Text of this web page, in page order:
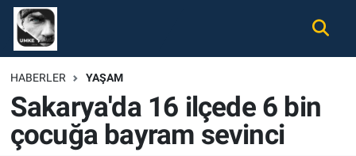
HABERLER YAŞAM
Sakarya'da 16 ilçede 6 bin
çocuğa bayram sevinci
Gündem
Ekonomi
Spor
Nöbetçi Eczaneler
Hava Durumu
Namaz Vakitleri